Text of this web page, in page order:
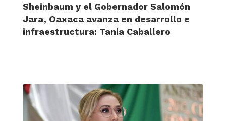
Sheinbaum y el Gobernador Salomón
Jara, Oaxaca avanza en desarrollo e
infraestructura: Tania Caballero